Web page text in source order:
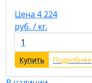
Цена 4 224
руб. / кг.
Купить Подробнее